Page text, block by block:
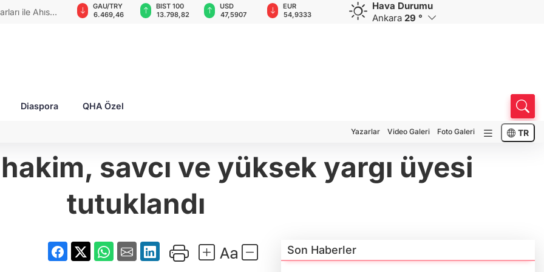
zaferlerini"
6.469,46
BIST 100
13.798,82
USD
47,5907
EUR
54,9333
GBP
64,1409
CHF
58,5339
CAD
33,9200
Hava Durumu
Ankara 29 °
Diaspora QHA Özel
Yazarlar Video Galeri Foto Galeri TR
savcı ve yüksek yargı üyesi
tutuklandı
Son Haberler